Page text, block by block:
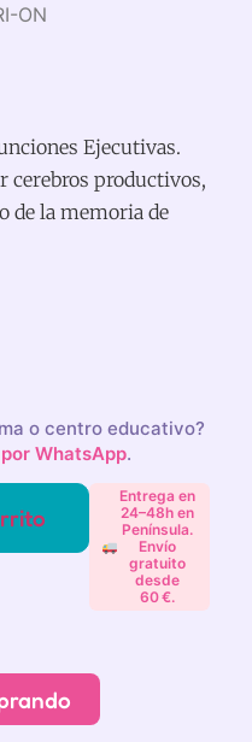
ON
Ejecutivas.
productivos,
de la memoria de
o centro educativo?
WhatsApp.
Entrega en
24–48h en
Península.
Envío
gratuito
desde
60 €.